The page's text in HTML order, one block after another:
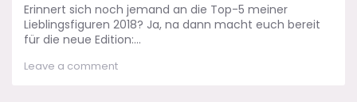
Erinnert sich noch jemand an die Top-5 meiner
Lieblingsfiguren 2018? Ja, na dann macht euch bereit
für die neue Edition:...
Leave a commenton